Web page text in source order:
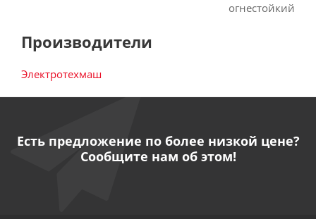
огнестойкий
Производители
Электротехмаш
Есть предложение по более низкой цене?
Сообщите нам об этом!